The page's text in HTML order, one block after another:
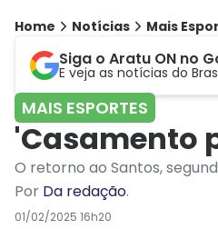
Home Notícias Mais
Siga o Aratu ON no
E veja as notícias do
MAIS ESPORTES
'Casamento
O retorno ao Santos,
Por Da redação.
01/02/2025 16h20